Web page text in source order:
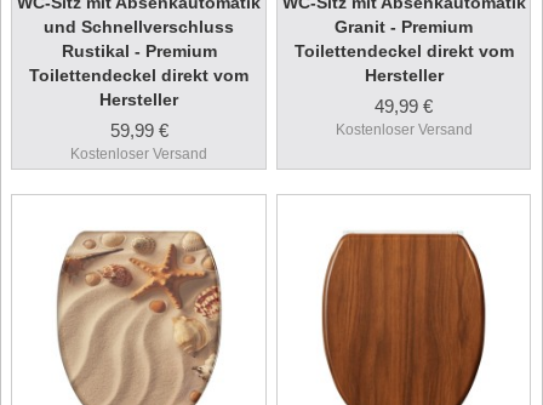
und Schnellverschluss
Rustikal - Premium
Toilettendeckel direkt vom
Hersteller
59,99 €
Kostenloser Versand
Granit - Premium
Toilettendeckel direkt vom
Hersteller
49,99 €
Kostenloser Versand